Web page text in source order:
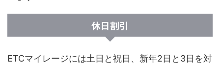
休日割引
ETCマイレージには土日と祝日、新年2日と3日を対